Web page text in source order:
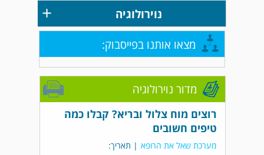
נוירולוגיה +
מצאו אותנו בפייסבוק:
מדור נוירולוגיה
רוצים מוח צלול ובריא? קבלו כמה
טיפים חשובים
מערכת שאל את הרופא | תאריך: